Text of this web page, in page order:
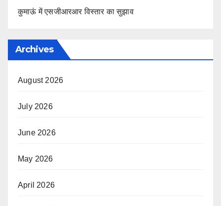
कुमाऊं में एसजीआरआर विस्तार का सुझाव
Archives
August 2026
July 2026
June 2026
May 2026
April 2026